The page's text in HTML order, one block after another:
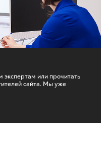
или прочитать
сайта. Мы уже